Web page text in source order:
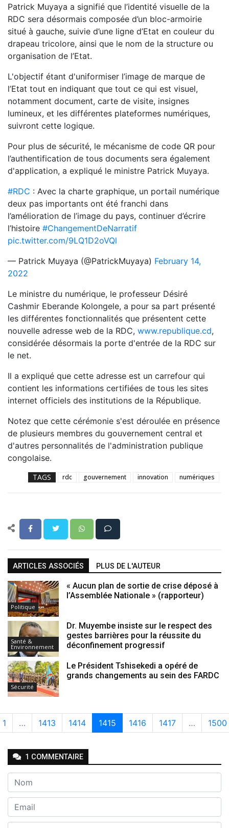
Patrick Muyaya a signifié que l’identité visuelle de la
RDC sera désormais composée d’un bloc-armoirie
situé à gauche, suivie d’une ligne d’Etat en couleur du
drapeau tricolore, ainsi que le nom de la structure ou
organisation de l’Etat.
L'objectif étant d'uniformiser l’image de marque de
l’Etat tout en indiquant que tout ce qui est visuel,
notamment document, carte de visite, insignes
lumineux, et les différentes plateformes numériques,
suivront cette logique.
Pour plus de sécurité, le mécanisme de code QR pour
l’authentification de tous documents sera également
d'application, a expliqué le ministre Patrick Muyaya.
#RDC : Avec la charte graphique, un portail numérique
deux pas importants ont été franchi dans
l’amélioration de l’image du pays, continuer d’écrire
l’histoire #ChangementDeNarratif
pic.twitter.com/9LQ1D2oVQl
— Patrick Muyaya (@PatrickMuyaya) February 14,
2022
Le ministre du numérique, le professeur Désiré
Cashmir Eberande Kolongele, a pour sa part présenté
les différentes fonctionnalités que présentent cette
nouvelle adresse web de la RDC, www.republique.cd,
considérée désormais la porte d'entrée de la RDC sur
le net.
Il a expliqué que cette adresse est un carrefour qui
contient les informations certifiées de tous les sites
internet officiels des institutions de la République.
Notez que cette cérémonie s'est déroulée en présence
de plusieurs membres du gouvernement central et
d'autres personnalités de l'administration publique
congolaise.
TAGS rdc gouvernement innovation numériques
ARTICLES ASSOCIÉS PLUS DE L'AUTEUR
Politique
« Aucun plan de sortie de crise déposé à
l’Assemblée Nationale » (rapporteur)
Santé &
Environnement
Dr. Muyembe insiste sur le respect des
gestes barrières pour la réussite du
déconfinement progressif
Sécurité
Le Président Tshisekedi a opéré de
grands changements au sein des FARDC
1 … 1413 1414 1415 1416 1417 … 1500
1 COMMENTAIRE